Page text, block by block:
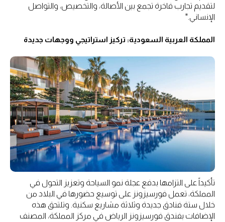
لتقديم تجارب فاخرة تجمع بين الأصالة، والتخصيص، والتواصل
الإنساني."
المملكة العربية السعودية: تركيز استراتيجي ووجهات جديدة
تأكيداً على التزامها بدفع عجلة نمو السياحة وتعزيز التحول في
المملكة، تعمل فورسيزونز على توسيع حضورها في البلاد من
خلال ستة فنادق جديدة وثلاثة مشاريع سكنية. وتلتحق هذه
الإضافات بفندق فورسيزونز الرياض في مركز المملكة، المصنف